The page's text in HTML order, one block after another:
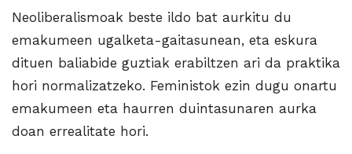
Neoliberalismoak beste ildo bat aurkitu du
emakumeen ugalketa-gaitasunean, eta eskura
dituen baliabide guztiak erabiltzen ari da praktika
hori normalizatzeko. Feministok ezin dugu onartu
emakumeen eta haurren duintasunaren aurka
doan errealitate hori.